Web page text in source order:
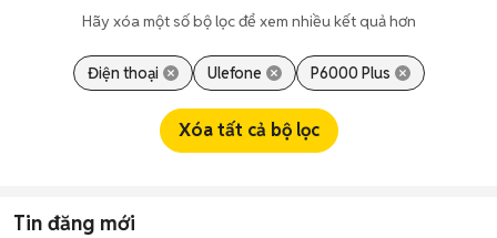
Hãy xóa một số bộ lọc để xem nhiều kết quả hơn
Điện thoại Ulefone P6000 Plus
Xóa tất cả bộ lọc
Tin đăng mới